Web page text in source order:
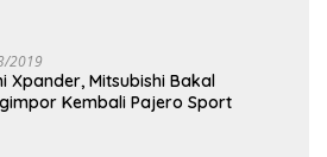
2019
Xpander, Mitsubishi Bakal
Kembali Pajero Sport